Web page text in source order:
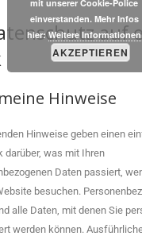
auf
Hinweise
Hinweise geben einen
darüber, was mit Ihren
Daten passiert,
besuchen.
alle Daten, mit denen Sie
werden können.
mit unserer Cookie-Police
einverstanden. Mehr Infos
hier:Weitere Informationen
AKZEPTIEREN